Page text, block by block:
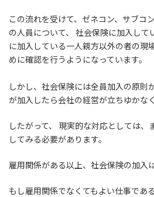
この流れを受けて、ゼネコン、サブコ
の人員について、 社会保険に加入して
に加入している一人親方以外の者の現
めに確認を行うようになっています。
しかし、社会保険には全員加入の原則
が加入したら会社の経営が立ちゆかな
したがって、 現実的な対応としては、
してみる必要があります。
雇用関係がある以上、社会保険の加入
もし雇用関係でなくてもよい仕事であ